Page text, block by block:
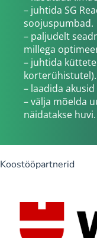
– juhtida SG
soojuspumbad.
– paljudelt
millega
– juhtida
korterühistutel).
– laadida
– välja mõelda
näidatakse huvi.
Koostööpartnerid